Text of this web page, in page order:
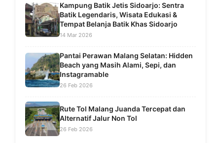
Kampung Batik Jetis Sidoarjo: Sentra
Batik Legendaris, Wisata Edukasi &
Tempat Belanja Batik Khas Sidoarjo
14 Mar 2026
Pantai Perawan Malang Selatan: Hidden
Beach yang Masih Alami, Sepi, dan
Instagramable
26 Feb 2026
Rute Tol Malang Juanda Tercepat dan
Alternatif Jalur Non Tol
26 Feb 2026